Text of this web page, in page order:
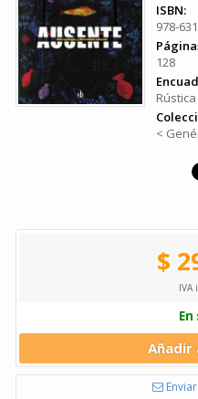
ISBN:
978-
128
Rústica
<
$
IVA
Añadir